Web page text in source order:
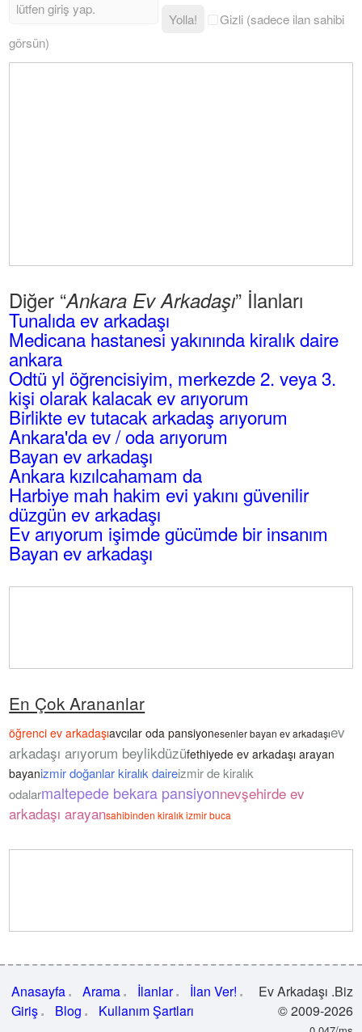
Yolla!
Gizli (sadece ilan sahibi
görsün)
Diğer “Ankara Ev Arkadaşı” İlanları
Tunalıda ev arkadaşı
Medicana hastanesi yakınında kiralık daire
ankara
Odtü yl öğrencisiyim, merkezde 2. veya 3.
kişi olarak kalacak ev arıyorum
Birlikte ev tutacak arkadaş arıyorum
Ankara'da ev / oda arıyorum
Bayan ev arkadaşı
Ankara kızılcahamam da
Harbiye mah hakim evi yakını güvenilir
düzgün ev arkadaşı
Ev arıyorum işimde gücümde bir insanım
Bayan ev arkadaşı
En Çok Arananlar
öğrenci ev arkadaşıavcılar oda pansiyonesenler bayan ev arkadaşıev
arkadaşı arıyorum beylikdüzüfethiyede ev arkadaşı arayan
bayanizmir doğanlar kiralık daireizmir de kiralık
odalarmaltepede bekara pansiyonnevşehirde ev
arkadaşı arayansahibinden kiralık izmir buca
Anasayfa Arama İlanlar
İlan Ver!
Giriş
Blog Kullanım Şartları
Ev Arkadaşı .Biz
© 2009-2026